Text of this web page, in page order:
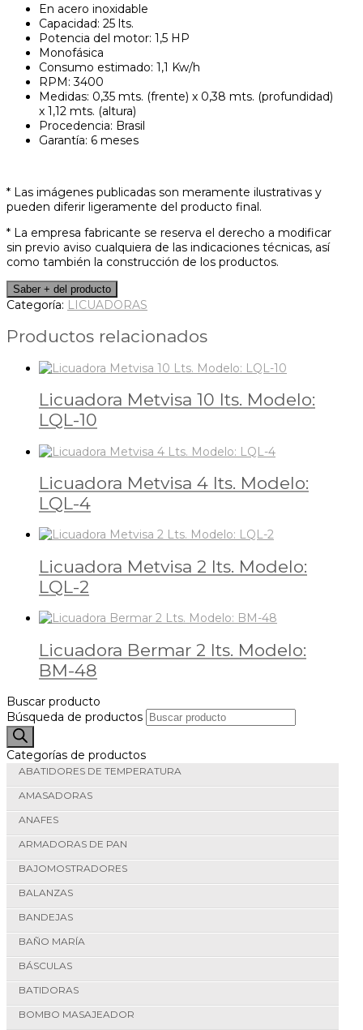
En acero inoxidable
Capacidad: 25 lts.
Potencia del motor: 1,5 HP
Monofásica
Consumo estimado: 1,1 Kw/h
RPM: 3400
Medidas: 0,35 mts. (frente) x 0,38 mts. (profundidad)
x 1,12 mts. (altura)
Procedencia: Brasil
Garantía: 6 meses
* Las imágenes publicadas son meramente ilustrativas y
pueden diferir ligeramente del producto final.
* La empresa fabricante se reserva el derecho a modificar
sin previo aviso cualquiera de las indicaciones técnicas, así
como también la construcción de los productos.
Categoría: LICUADORAS
Productos relacionados
Licuadora Metvisa 10 lts. Modelo:
LQL-10
Licuadora Metvisa 4 lts. Modelo:
LQL-4
Licuadora Metvisa 2 lts. Modelo:
LQL-2
Licuadora Bermar 2 lts. Modelo:
BM-48
Buscar producto
Búsqueda de productos
Categorías de productos
ABATIDORES DE TEMPERATURA
AMASADORAS
ANAFES
ARMADORAS DE PAN
BAJOMOSTRADORES
BALANZAS
BANDEJAS
BAÑO MARÍA
BÁSCULAS
BATIDORAS
BOMBO MASAJEADOR